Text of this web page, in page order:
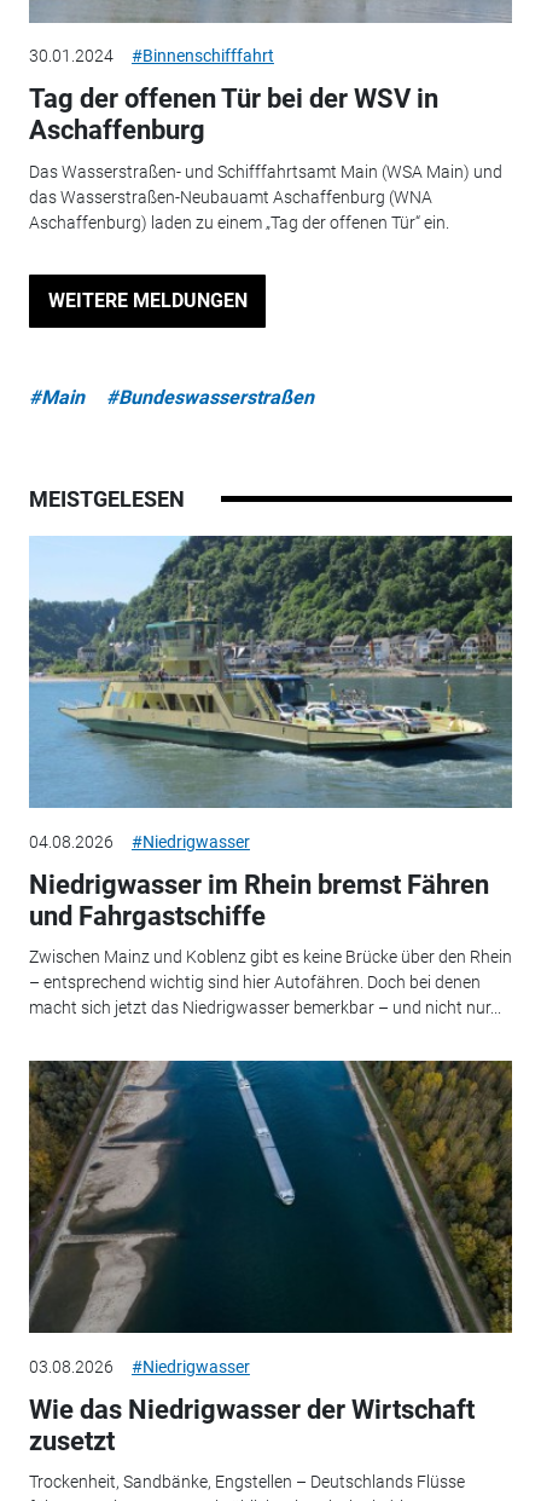
30.01.2024 #Binnenschifffahrt
Tag der offenen Tür bei der WSV in
Aschaffenburg
Das Wasserstraßen- und Schifffahrtsamt Main (WSA Main) und
das Wasserstraßen-Neubauamt Aschaffenburg (WNA
Aschaffenburg) laden zu einem „Tag der offenen Tür“ ein.
WEITERE MELDUNGEN
#Main #Bundeswasserstraßen
MEISTGELESEN
04.08.2026 #Niedrigwasser
Niedrigwasser im Rhein bremst Fähren
und Fahrgastschiffe
Zwischen Mainz und Koblenz gibt es keine Brücke über den Rhein
– entsprechend wichtig sind hier Autofähren. Doch bei denen
macht sich jetzt das Niedrigwasser bemerkbar – und nicht nur...
03.08.2026 #Niedrigwasser
Wie das Niedrigwasser der Wirtschaft
zusetzt
Trockenheit, Sandbänke, Engstellen – Deutschlands Flüsse